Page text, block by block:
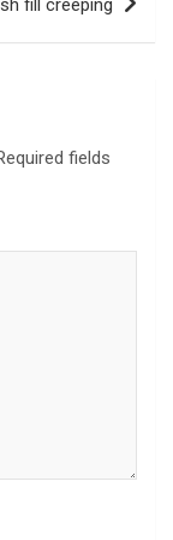
fill creeping
fields